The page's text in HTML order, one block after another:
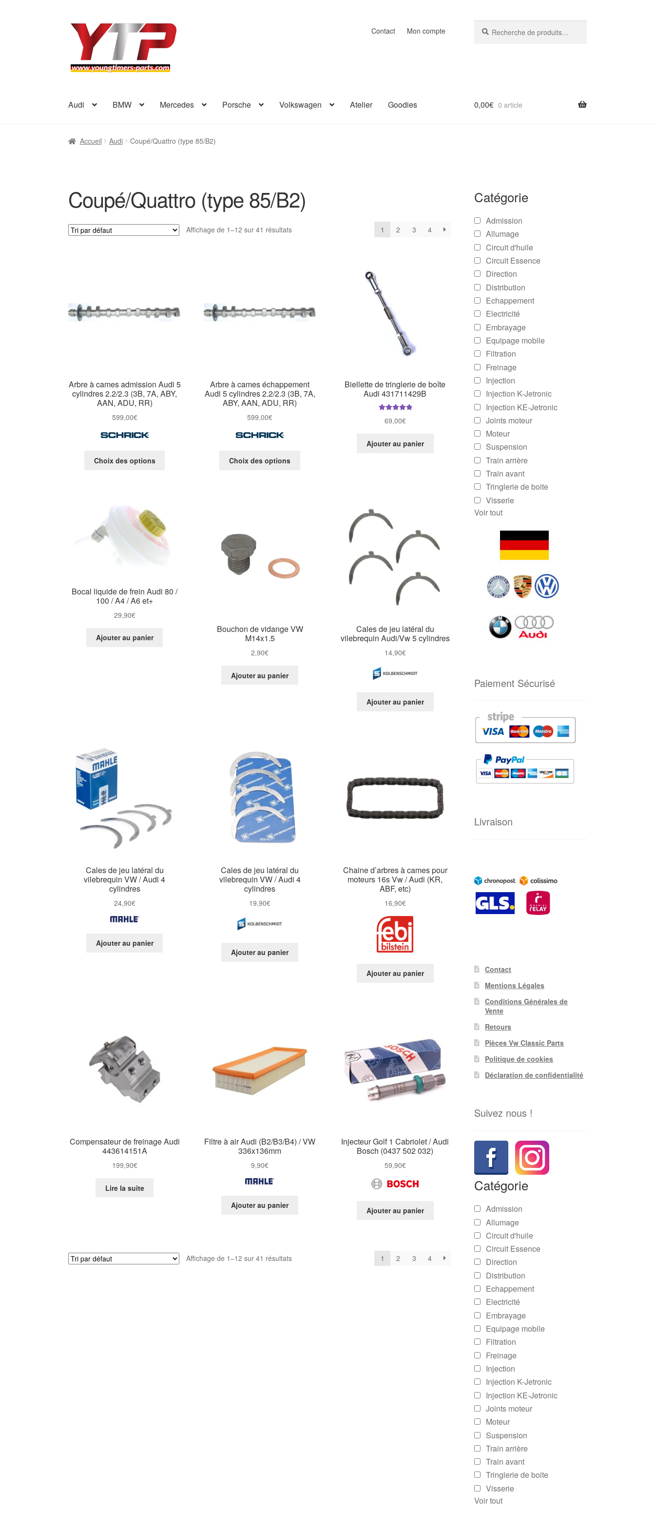
Aller
navigation
Aller
contenu
Contact Mon compte
pour :
Audi BMW Mercedes Porsche Volkswagen Atelier Goodies 0,00€ 0 article
Accueil Audi Coupé/Quattro (type 85/B2)
Coupé/Quattro (type 85/B2)
Affichage de 1–12 sur 41 résultats 1 2 3 4
Arbre à cames admission Audi 5
cylindres 2.2/2.3 (3B, 7A, ABY,
AAN, ADU, RR)
599,00€
Choix des options
peuvent
être
choisies
du
Arbre à cames échappement
Audi 5 cylindres 2.2/2.3 (3B, 7A,
ABY, AAN, ADU, RR)
599,00€
Choix des options
Biellette de tringlerie de boîte
Audi 431711429B
5
69,00€
Ajouter au panier
Bocal liquide de frein Audi 80 /
100 / A4 / A6 et+
29,90€
Ajouter au panier
Bouchon de vidange VW
M14x1.5
2,90€
Ajouter au panier
Cales de jeu latéral du
vilebrequin Audi/Vw 5 cylindres
14,90€
Ajouter au panier
Cales de jeu latéral du
vilebrequin VW / Audi 4
cylindres
24,90€
Ajouter au panier
Cales de jeu latéral du
vilebrequin VW / Audi 4
cylindres
19,90€
Ajouter au panier
Chaine d’arbres à cames pour
moteurs 16s Vw / Audi (KR,
ABF, etc)
16,90€
Ajouter au panier
Compensateur de freinage Audi
443614151A
199,90€
Lire la suite
Filtre à air Audi (B2/B3/B4) / VW
336x136mm
9,90€
Ajouter au panier
Injecteur Golf 1 Cabriolet / Audi
Bosch (0437 502 032)
59,90€
Ajouter au panier
Affichage de 1–12 sur 41 résultats 1 2 3 4
Catégorie
Admission
Allumage
Circuit d'huile
Circuit Essence
Direction
Distribution
Echappement
Electricité
Embrayage
Equipage mobile
Filtration
Freinage
Injection
Injection K-Jetronic
Injection KE-Jetronic
Joints moteur
Moteur
Suspension
Train arrière
Train avant
Tringlerie de boite
Visserie
Voir tout
Paiement Sécurisé
Livraison
Contact
Mentions Légales
Conditions Générales de
Vente
Retours
Pièces Vw Classic Parts
Politique de cookies
Déclaration de confidentialité
Suivez nous !
Catégorie
Admission
Allumage
Circuit d'huile
Circuit Essence
Direction
Distribution
Echappement
Electricité
Embrayage
Equipage mobile
Filtration
Freinage
Injection
Injection K-Jetronic
Injection KE-Jetronic
Joints moteur
Moteur
Suspension
Train arrière
Train avant
Tringlerie de boite
Visserie
Voir tout